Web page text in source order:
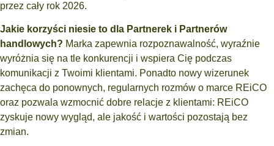
przez cały rok 2026.
Jakie korzyści niesie to dla Partnerek i Partnerów
handlowych? Marka zapewnia rozpoznawalność, wyraźnie
wyróżnia się na tle konkurencji i wspiera Cię podczas
komunikacji z Twoimi klientami. Ponadto nowy wizerunek
zachęca do ponownych, regularnych rozmów o marce REiCO
oraz pozwala wzmocnić dobre relacje z klientami: REiCO
zyskuje nowy wygląd, ale jakość i wartości pozostają bez
zmian.